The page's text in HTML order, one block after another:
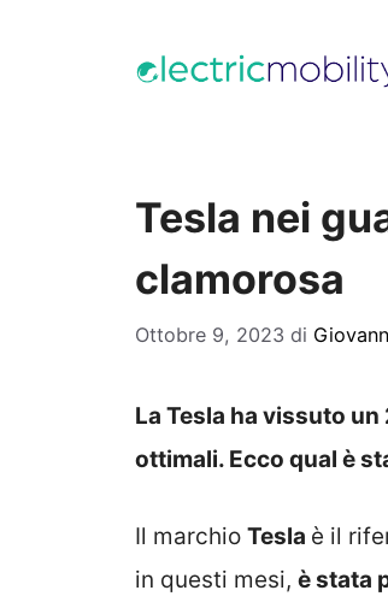
Tesla nei
clamorosa
Ottobre 9, 2023 di
La Tesla ha vissuto
ottimali. Ecco qual è
Il marchio Tesla è il
in questi mesi, è stata